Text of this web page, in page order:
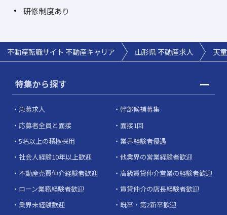
研修制度あり
不動産転職サイト 不動産キャリア 山形県 不動産求人 天
特集から探す
急募求人
幹部候補募集
応募者全員と面接
面接1回
5名以上の積極採用
業界経験者優遇
社会人経験10年以上歓迎
他業界の営業経験者歓迎
不動産売買仲介経験者歓迎
高級賃貸仲介営業の経験者歓迎
ローン業務経験者歓迎
賃貸仲介の店長経験者歓迎
業界未経験歓迎
既卒・第2新卒歓迎